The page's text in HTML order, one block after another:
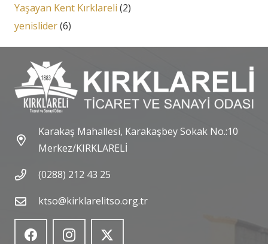
Yaşayan Kent Kırklareli (2)
yenislider(6)
Karakaş Mahallesi, Karakaşbey Sokak No.:10
Merkez/KIRKLARELİ
(0288) 212 43 25
ktso@kirklarelitso.org.tr